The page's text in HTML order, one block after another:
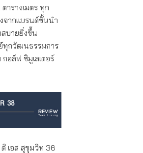
ารางเมตร ทุก
จากแบรนด์ชั้นนำ
สบายยิ่งขึ้น
ทุกวัฒนธรรมการ
อล์ฟ ซิมูเลเตอร์
ดิ เอส สุขุมวิท 36